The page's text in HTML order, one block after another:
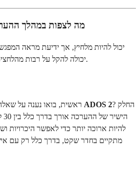
מה לצפות במהלך
יכולה להקל על רבות מהלחצים הללו. הנה פירוט של החוויה.
ראשית, בואו נענה על כמה זמן לוקח מבחן ADOS 2? החלק
להיות ארוכה יותר כדי לאפשר היכרויות
מתקיים בחדר שקט, בדרך כלל רק עם